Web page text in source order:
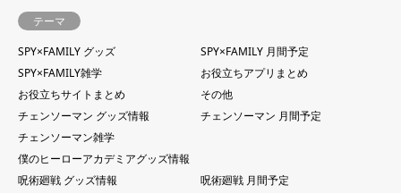
テーマ
SPY×FAMILY グッズ
SPY×FAMILY 月間予定
SPY×FAMILY雑学
お役立ちアプリまとめ
お役立ちサイトまとめ
その他
チェンソーマン グッズ情報
チェンソーマン 月間予定
チェンソーマン雑学
僕のヒーローアカデミアグッズ情報
呪術廻戦 グッズ情報
呪術廻戦 月間予定